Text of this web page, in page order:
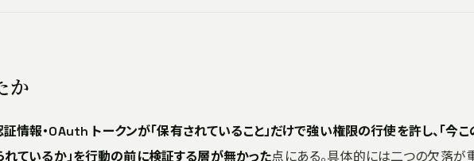
か
証情報・OAuth トークンが「保有されていること」だけで強い権限の行使を許し、「今
ているか」を行動の前に検証する層が無かった点にある。具体的には二つの欠落が